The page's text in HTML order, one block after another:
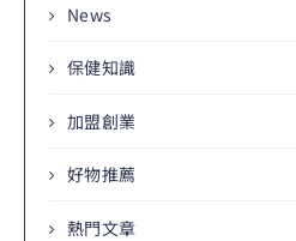
News
保健知識
加盟創業
好物推薦
熱門文章